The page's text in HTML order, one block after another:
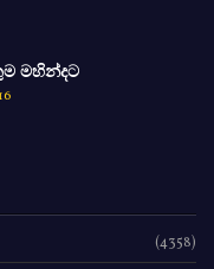
මහින්දට
(4358)